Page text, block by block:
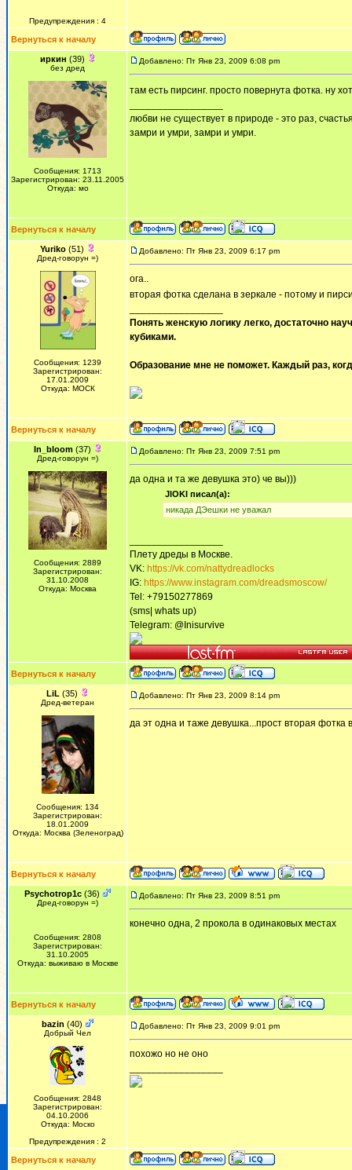
Предупреждения : 4
Вернуться к началу
иркин (39)
без дред
Сообщения: 1713
Зарегистрирован: 23.11.2005
Откуда: мо
Добавлено: Пт Янв 23, 2009 6:08 pm
там есть пирсинг. просто повернута фотка. ну
любви не существует в природе - это раз,
замри и умри, замри и умри.
Вернуться к началу
Yuriko (51)
Дред-говорун =)
Сообщения: 1239
Зарегистрирован:
17.01.2009
Откуда: МОСК
Добавлено: Пт Янв 23, 2009 6:17 pm
ога..
вторая фотка сделана в зеркале - потому и
Понять женскую логику легко, достаточно
кубиками.
Образование мне не поможет. Каждый раз,
Вернуться к началу
In_bloom(37)
Дред-говорун =)
Сообщения: 2889
Зарегистрирован:
31.10.2008
Откуда: Москва
Добавлено: Пт Янв 23, 2009 7:51 pm
да одна и та же девушка это) че вы)))
JlOKI писал(а):
никада ДЭешки не уважал
Плету дреды в Москве.
VK: https://vk.com/nattydreadlocks
IG: https://www.instagram.com/dreadsmoscow/
Tel: +79150277869
(sms| whats up)
Telegram: @Inisurvive
Вернуться к началу
LiL (35)
Дред-ветеран
Сообщения: 134
Зарегистрирован:
18.01.2009
Откуда: Москва (Зеленоград)
Добавлено: Пт Янв 23, 2009 8:14 pm
да эт одна и таже девушка...прост вторая фотка
Вернуться к началу
Psychotrop1c (36)
Дред-говорун =)
Сообщения: 2808
Зарегистрирован:
31.10.2005
Откуда: выживаю в Москве
Добавлено: Пт Янв 23, 2009 8:51 pm
конечно одна, 2 прокола в одинаковых местах
Вернуться к началу
bazin (40)
Добрый Чел
Сообщения: 2848
Зарегистрирован:
04.10.2006
Откуда: Моско
Предупреждения : 2
Добавлено: Пт Янв 23, 2009 9:01 pm
похожо но не оно
Вернуться к началу